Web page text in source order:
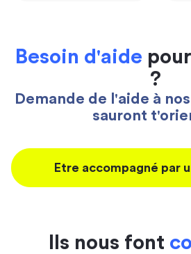
Besoin d'aide
?
Demande de l'aide à
sauront
Etre accompagné par
Ils nous font